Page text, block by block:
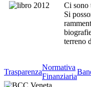
Ci sono
Si
terreno
Trasparenza
Normativa
Finanziaria